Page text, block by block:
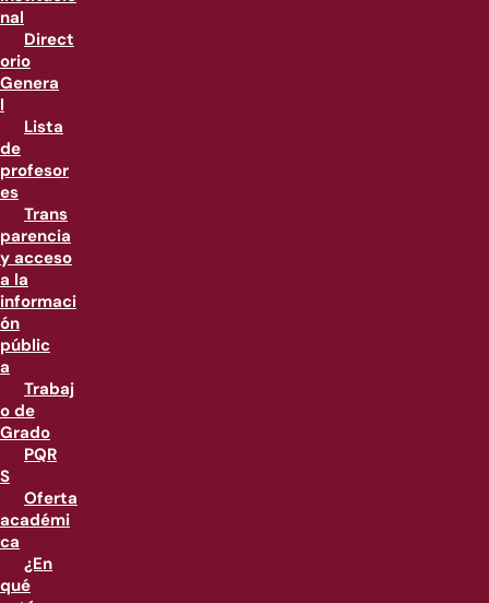
nal
Direct
orio
Genera
l
Lista
de
profesor
es
Trans
parencia
y acceso
a la
informaci
ón
públic
a
Trabaj
o de
Grado
PQR
S
Oferta
académi
ca
¿En
qué